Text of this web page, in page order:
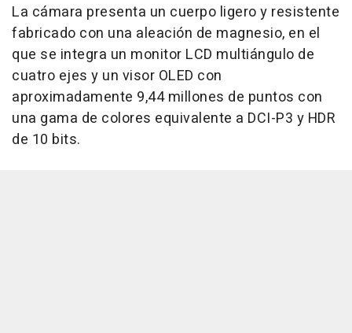
La cámara presenta un cuerpo ligero y resistente
fabricado con una aleación de magnesio, en el
que se integra un monitor LCD multiángulo de
cuatro ejes y un visor OLED con
aproximadamente 9,44 millones de puntos con
una gama de colores equivalente a DCI-P3 y HDR
de 10 bits.